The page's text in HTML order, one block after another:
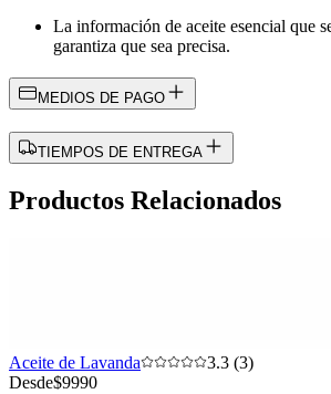
La información de aceite esencial que
garantiza que sea precisa.
MEDIOS DE PAGO
TIEMPOS DE ENTREGA
Productos Relacionados
Aceite de Lavanda
3.3 (3)
Desde$9990